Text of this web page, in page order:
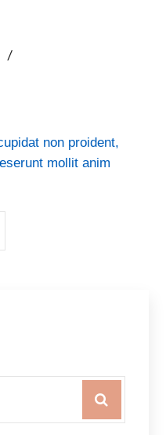
/
non proident,
mollit anim